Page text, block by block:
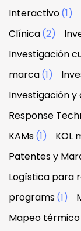
Interactivo(1)
Clínica(2)
Investigación
marca(1)
Investigación y
Response
KAMs(1) KOL
Patentes y
Logística para
programs(1)
Mapeo térmico